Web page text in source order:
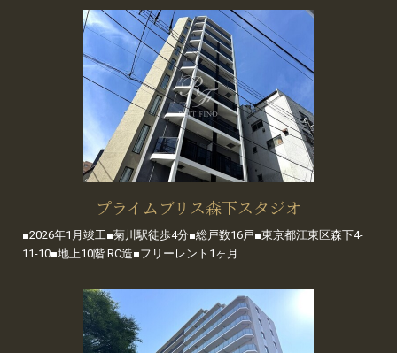
プライムブリス森下スタジオ
■2026年1月竣工■菊川駅徒歩4分■総戸数16戸■東京都江東区森下4-
11-10■地上10階 RC造■フリーレント1ヶ月